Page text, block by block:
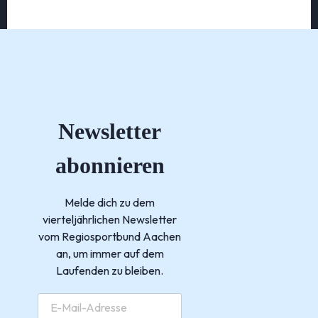
Newsletter
abonnieren
Melde dich zu dem
vierteljährlichen Newsletter
vom Regiosportbund Aachen
an, um immer auf dem
Laufenden zu bleiben.